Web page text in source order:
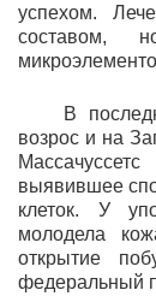
успехом.
составом,
В
возрос и на
выявившее
клеток. У
молодела
открытие
федеральный